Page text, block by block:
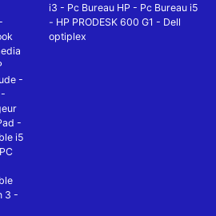
-
-
-
i5
PC
3 -
i3 - Pc Bureau HP - Pc Bureau i5
- HP PRODESK 600 G1 - Dell
optiplex